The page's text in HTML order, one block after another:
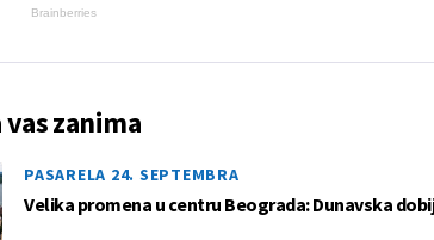
Brainberries
vas zanima
PASARELA 24. SEPTEMBRA
Velika promena u centru Beograda: Dunavska